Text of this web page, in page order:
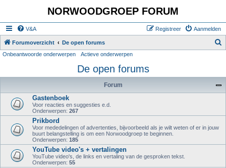
NORWOODGROEP FORUM
V&A Aanmelden
Registreer
Forumoverzicht De open forums
k
Onbeantwoorde onderwerpen Actieve onderwerpen
De open forums
Forum
Gastenboek
Voor reacties en suggesties e.d.
Onderwerpen: 267
Prikbord
Voor mededelingen of advertenties, bijvoorbeeld als je wilt weten of er in jouw
buurt belangstelling is om een Norwoodgroep te beginnen.
Onderwerpen: 185
YouTube video's + vertalingen
YouTube video's, de links en vertaling van de gesproken tekst.
Onderwerpen: 55